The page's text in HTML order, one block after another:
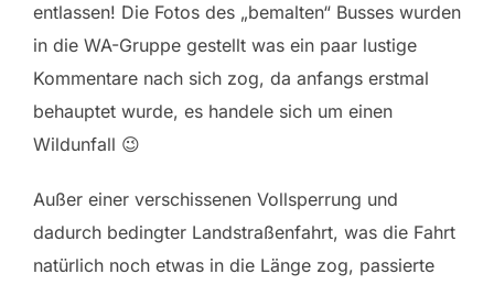
entlassen! Die Fotos des „bemalten“ Busses wurden
in die WA-Gruppe gestellt was ein paar lustige
Kommentare nach sich zog, da anfangs erstmal
behauptet wurde, es handele sich um einen
Wildunfall 😉
Außer einer verschissenen Vollsperrung und
dadurch bedingter Landstraßenfahrt, was die Fahrt
natürlich noch etwas in die Länge zog, passierte